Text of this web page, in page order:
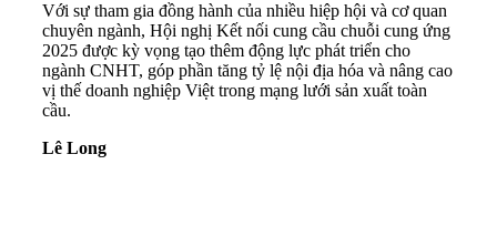
Với sự tham gia đồng hành của nhiều hiệp hội và cơ quan
chuyên ngành, Hội nghị Kết nối cung cầu chuỗi cung ứng
2025 được kỳ vọng tạo thêm động lực phát triển cho
ngành CNHT, góp phần tăng tỷ lệ nội địa hóa và nâng cao
vị thế doanh nghiệp Việt trong mạng lưới sản xuất toàn
cầu.
Lê Long